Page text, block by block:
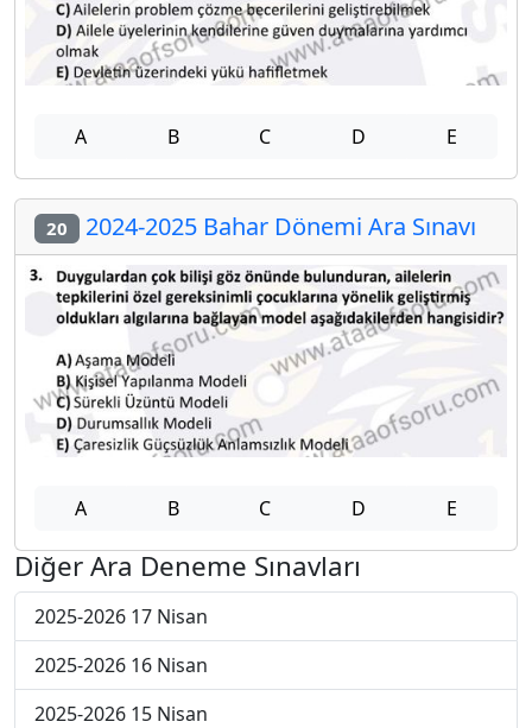
A B C D E
20 2024-2025 Bahar Dönemi Ara Sınavı
A B C D E
Diğer Ara Deneme Sınavları
2025-2026 17 Nisan
2025-2026 16 Nisan
2025-2026 15 Nisan